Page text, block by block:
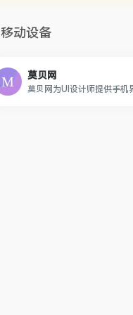
移动设备
莫贝网